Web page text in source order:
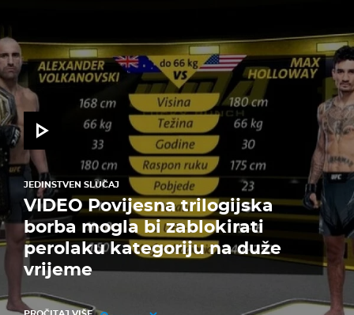
JEDINSTVEN SLUČAJ
VIDEO Povijesna trilogijska
borba mogla bi zablokirati
perolaku kategoriju na duže
vrijeme